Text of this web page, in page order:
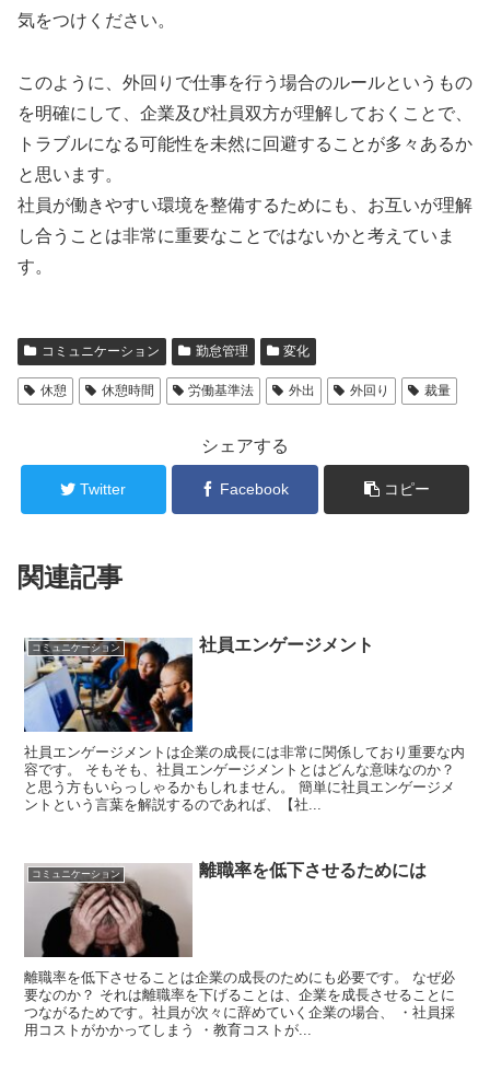
気をつけください。
このように、外回りで仕事を行う場合のルールというもの
を明確にして、企業及び社員双方が理解しておくことで、
トラブルになる可能性を未然に回避することが多々あるか
と思います。
社員が働きやすい環境を整備するためにも、お互いが理解
し合うことは非常に重要なことではないかと考えていま
す。
コミュニケーション 勤怠管理 変化
休憩 休憩時間 労働基準法 外出 外回り 裁量
シェアする
Twitter Facebook コピー
関連記事
コミュニケーション 社員エンゲージメント
社員エンゲージメントは企業の成長には非常に関係しており重要な内
容です。 そもそも、社員エンゲージメントとはどんな意味なのか？
と思う方もいらっしゃるかもしれません。 簡単に社員エンゲージメ
ントという言葉を解説するのであれば、【社...
コミュニケーション 離職率を低下させるためには
離職率を低下させることは企業の成長のためにも必要です。 なぜ必
要なのか？ それは離職率を下げることは、企業を成長させることに
つながるためです。社員が次々に辞めていく企業の場合、 ・社員採
用コストがかかってしまう ・教育コストが...